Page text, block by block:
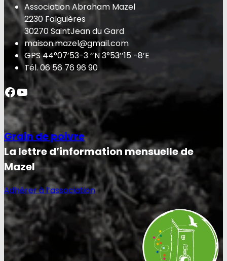
Association Abraham Mazel
2230 Falguières
30270 SaintJean du Gard
maison.mazel@gmail.com
GPS 44°07’53-3 ‘’N 3°53’’15 -8’E
Tél. 06 56 76 96 90
Facebook YouTube
Grain de poivre
La lettre d’information mensuelle de
Mazel
Adhérer à l’association